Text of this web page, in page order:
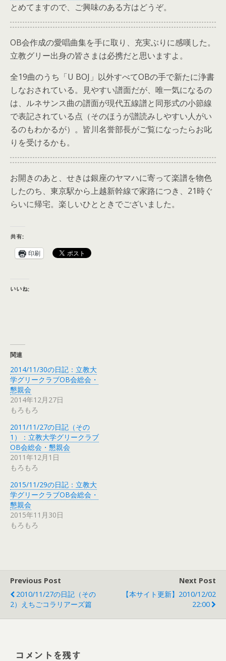
とめてますので、ご興味のある方はどうぞ。
OB会作成の愛唱曲集を手に取り、充実ぶりに感嘆した。
立教グリー出身の皆さまは必携だと思いますよ。
全19曲のうち「U BOJ」以外すべてOBの手で新たに浄書
しなおされている。見やすい譜面だが、唯一気になるの
は、ルネサンス曲の譜面が現代五線譜と同形式の小節線
で表記されている点（そのほうが譜読みしやすい人がい
るのもわかるが）。皆川名誉部長がご覧になったらお叱
りを受けるかも。
お開きのあと、せきは銀座のヤマハに寄って楽譜を物色
したのち、東京駅から上越新幹線で家路につき、21時ぐ
らいに帰宅。楽しいひとときでございました。
共有:
印刷
いいね:
関連
2014/11/30の日記：立教大
学グリークラブOB会総会・
懇親会
2014年12月27日
もろもろ
2011/11/27の日記（その
1）：立教大学グリークラブ
OB会総会・懇親会
2011年12月1日
もろもろ
2015/11/29の日記：立教大
学グリークラブOB会総会・
懇親会
2015年11月30日
もろもろ
Previous Post
2010/11/27の日記（その
2）えちごコラリアーズ篇
Next Post
【本サイト更新】2010/12/02
22:00
コメントを残す